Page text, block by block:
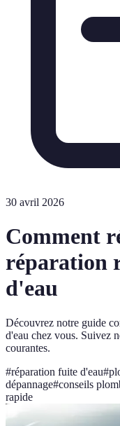
30 avril 2026
Comment
réparation
d'eau
Découvrez notre guide
d'eau chez vous. Suivez
courantes.
#réparation fuite d'eau#
dépannage#conseils
rapide